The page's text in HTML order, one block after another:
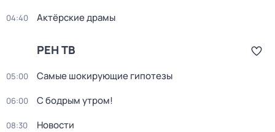
04:40 Актёрские драмы
РЕН ТВ
05:00 Самые шoкиpующие гипотезы
06:00 С бодрым утром!
08:30 Новости